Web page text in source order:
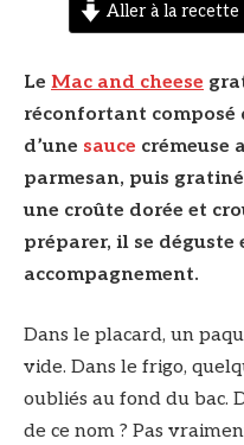
Aller à la recette
Le Mac and cheese
réconfortant composé
d’une sauce crémeuse
parmesan, puis
une croûte dorée et
préparer, il se
accompagnement.
Dans le placard, un
vide. Dans le frigo,
oubliés au fond du bac.
de ce nom ? Pas